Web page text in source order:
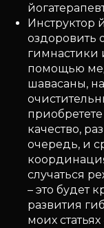
Инструктор
оздоровить
гимнастики
помощью
шавасаны,
качество,
очередь, и
случаться
– это будет
развития
моих статьях